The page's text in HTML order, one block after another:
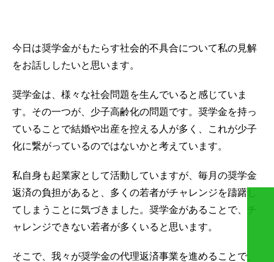
今日は奨学金がもたらす社会的不具合について私の見解
をお話ししたいと思います。
奨学金は、様々な社会問題を生んでいると感じていま
す。その一つが、少子高齢化の問題です。奨学金を持っ
ていることで結婚や出産を控える人が多く、これが少子
化に繋がっているのではないかと考えています。
私自身も起業家として活動していますが、毎月の奨学金
返済の負担があると、多くの若者がチャレンジを躊躇し
てしまうことに気づきました。奨学金があることで、チ
ャレンジできない若者が多くいると思います。
そこで、我々が奨学金の代理返済事業を進めることで、